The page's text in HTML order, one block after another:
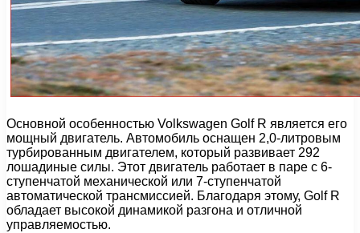
Основной особенностью Volkswagen Golf R является его
мощный двигатель. Автомобиль оснащен 2,0-литровым
турбированным двигателем, который развивает 292
лошадиные силы. Этот двигатель работает в паре с 6-
ступенчатой механической или 7-ступенчатой
автоматической трансмиссией. Благодаря этому, Golf R
обладает высокой динамикой разгона и отличной
управляемостью.